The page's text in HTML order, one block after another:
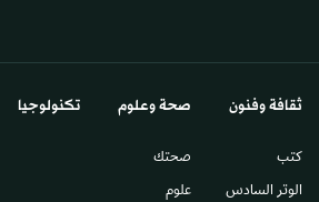
ثقافة وفنون
كتب
الوتر السادس​
صحة وعلوم
صحتك
علوم
تكنولوجيا